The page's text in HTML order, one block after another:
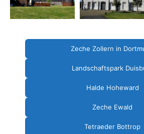
Zeche Zollern in
Landschaftspark
Halde Hoheward
Zeche Ewald
Tetraeder Bottrop